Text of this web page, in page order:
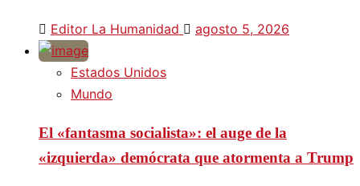
Editor La Humanidad agosto 5, 2026
Estados Unidos
Mundo
El «fantasma socialista»: el auge de la
«izquierda» demócrata que atormenta a Trump